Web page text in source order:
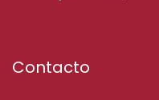
Contacto